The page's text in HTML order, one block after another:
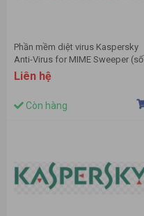
Phần mềm diệt virus Kaspersky
Anti-Virus for MIME Sweeper (số
lượng 20-24)
Liên hệ
Còn hàng